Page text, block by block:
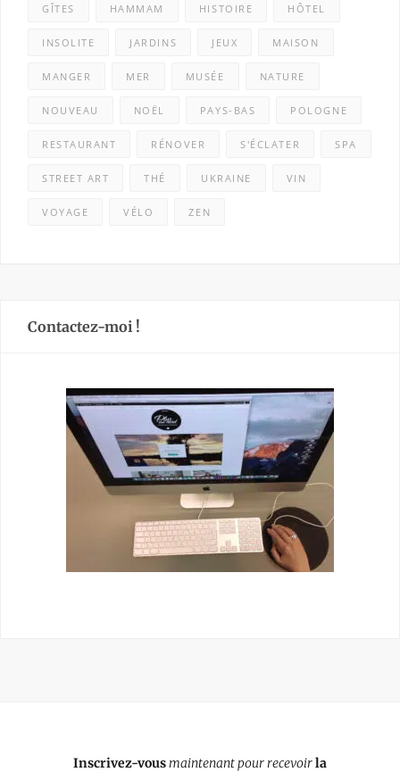
GÎTES HAMMAM HISTOIRE HÔTEL
INSOLITE JARDINS JEUX MAISON
MANGER MER MUSÉE NATURE
NOUVEAU NOËL PAYS-BAS POLOGNE
RESTAURANT RÉNOVER S'ÉCLATER SPA
STREET ART THÉ UKRAINE VIN
VOYAGE VÉLO ZEN
Contactez-moi !
Inscrivez-vousmaintenant pour recevoirla